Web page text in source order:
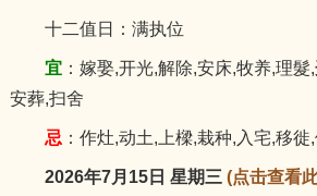
十二值日：满执位
宜：嫁娶,开光,解除,安床,牧养,理髮,
安葬,扫舍
忌 ：作灶,动土,上樑,栽种,入宅,移徙
2026年7月15日 星期三 (点击查看